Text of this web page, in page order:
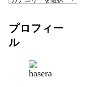
プロフィー
ル